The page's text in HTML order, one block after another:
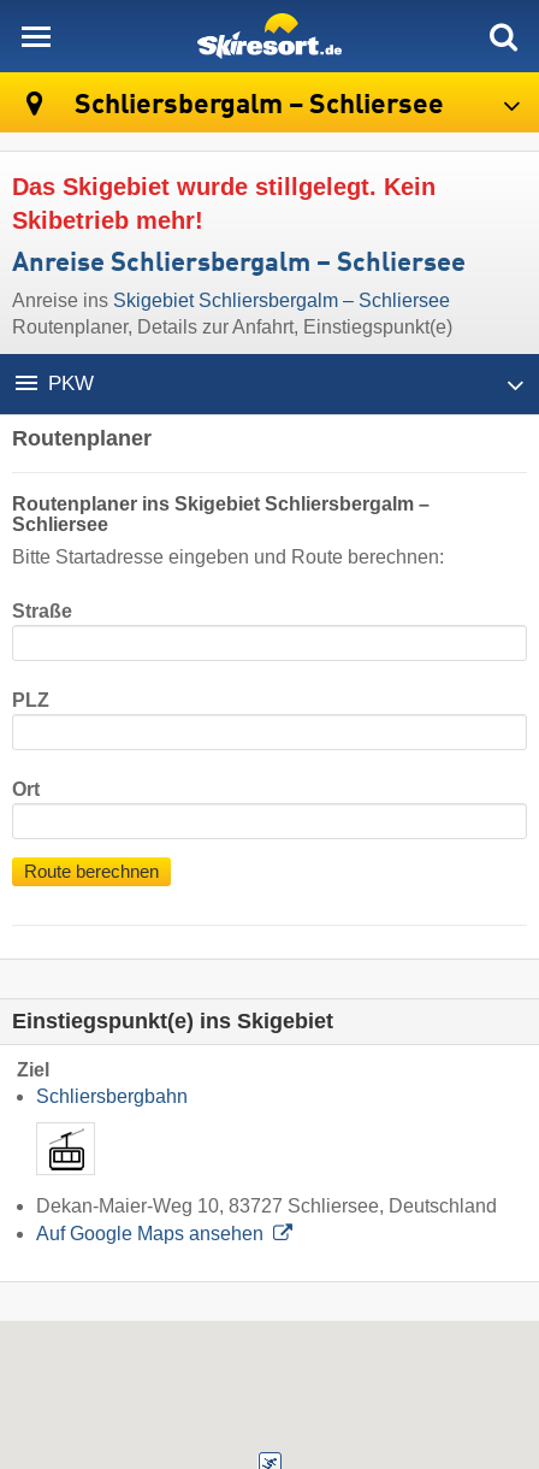
Schliersbergalm – Schliersee
Das Skigebiet wurde stillgelegt. Kein
Skibetrieb mehr!
Anreise Schliersbergalm – Schliersee
Anreise ins Skigebiet Schliersbergalm – Schliersee
Routenplaner, Details zur Anfahrt, Einstiegspunkt(e)
PKW
Routenplaner
Routenplaner ins Skigebiet Schliersbergalm –
Schliersee
Bitte Startadresse eingeben und Route berechnen:
Straße
PLZ
Ort
Route berechnen
Einstiegspunkt(e) ins Skigebiet
Ziel
Schliersbergbahn
Dekan-Maier-Weg 10, 83727 Schliersee, Deutschland
Auf Google Maps ansehen